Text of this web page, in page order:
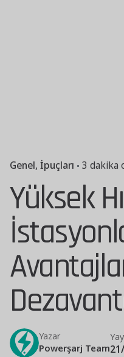
Genel İpuçları 3 dakika
Yüksek
Yazar
Powerşarj Team